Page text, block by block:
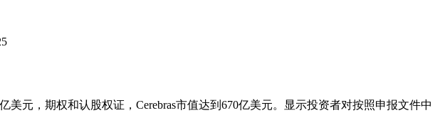
，期权和认股权证，Cerebras市值达到670亿美元。显示投资者对按照申报文件中